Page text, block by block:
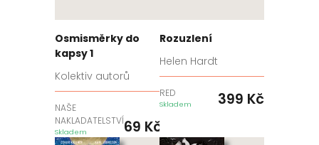
Osmisměrky do
kapsy 1
Kolektiv autorů
NAŠE
NAKLADATELSTVÍ
Skladem 69 Kč
Rozuzlení
Helen Hardt
RED
Skladem 399 Kč